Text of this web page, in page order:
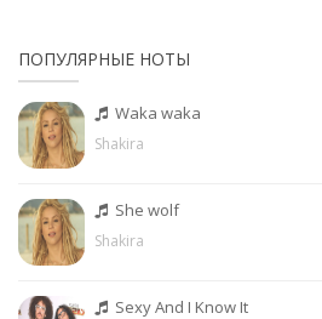
ПОПУЛЯРНЫЕ НОТЫ
Waka waka
Shakira
She wolf
Shakira
Sexy And I Know It